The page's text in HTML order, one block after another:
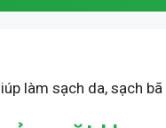
làm sạch da, sạch